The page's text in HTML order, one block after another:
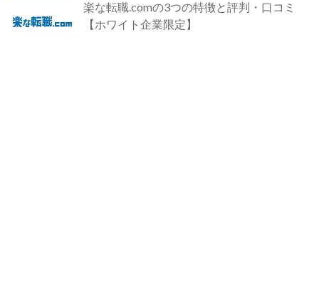
楽な転職.comの3つの特徴と評判・口コミ
【ホワイト企業限定】